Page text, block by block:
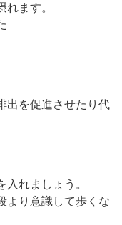
ます。
出を促進させたり代
れましょう。
より意識して歩くな